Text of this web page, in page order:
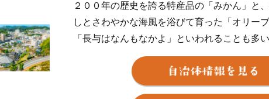
２００年の歴史を誇る特産品の「みかん」と
しとさわやかな海風を浴びて育った「オリーブ
「長与はなんもなかよ」といわれることも多
あるような、でもここにしかない景色があり
“自然美” “造形美” に彩られた、住みやすさが